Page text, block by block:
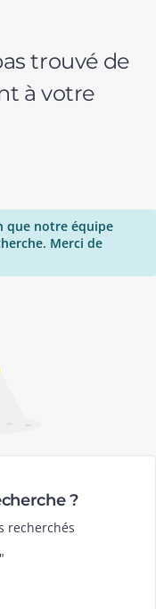
trouvé de
à votre
que notre équipe
Merci de
?
recherchés